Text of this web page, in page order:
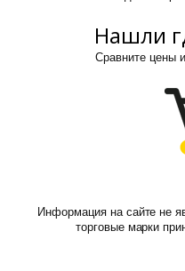
Нашли
Сравните цены
Информация на сайте не
торговые марки